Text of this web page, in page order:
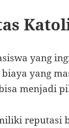
yang
yang
menjadi
reputasi